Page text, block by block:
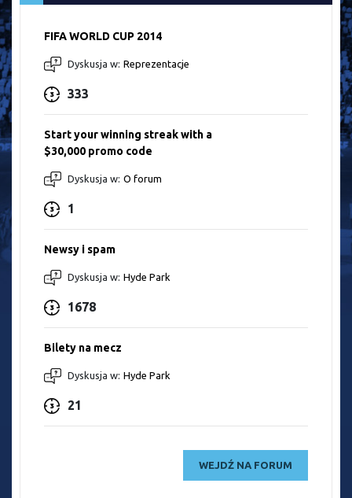
FIFA WORLD CUP 2014
Dyskusja w: Reprezentacje
333
Start your winning streak with a
$30,000 promo code
Dyskusja w: O forum
1
Newsy i spam
Dyskusja w: Hyde Park
1678
Bilety na mecz
Dyskusja w: Hyde Park
21
WEJDŹ NA FORUM